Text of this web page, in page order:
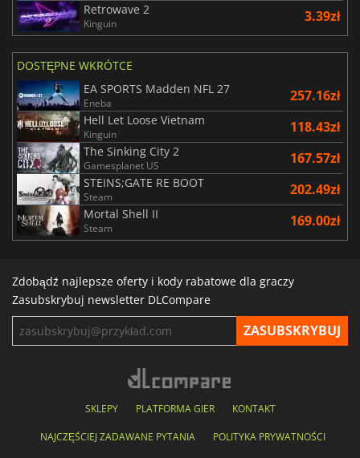
Retrowave 2
Kinguin 3.39zł
DOSTĘPNE WKRÓTCE
EA SPORTS Madden NFL 27
Eneba 257.16zł
Hell Let Loose Vietnam
Kinguin 118.43zł
The Sinking City 2
Gamesplanet US 167.57zł
STEINS;GATE RE BOOT
Steam 202.49zł
Mortal Shell II
Steam 169.00zł
Zdobądź najlepsze oferty i kody rabatowe dla graczy
Zasubskrybuj newsletter DLCompare
SKLEPY PLATFORMA GIER KONTAKT
NAJCZĘŚCIEJ ZADAWANE PYTANIA POLITYKA PRYWATNOŚCI